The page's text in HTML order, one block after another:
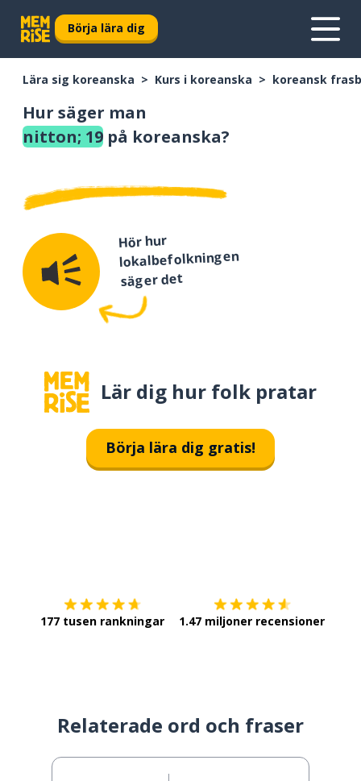
Börja lära dig
Lära sig koreanska Kurs i koreanska koreansk
Hur säger man
nitton; 19 på koreanska?
Hör hur
lokalbefolkningen
säger det
Lär dig hur folk pratar
Börja lära dig gratis!
177 tusen rankningar 1.47 miljoner recensioner
Relaterade ord och fraser